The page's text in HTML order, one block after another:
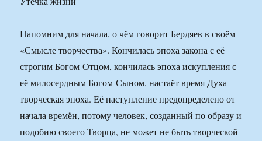
Напомним для начала, о чём говорит Бердяев в своём
«Смысле творчества». Кончилась эпоха закона с её
строгим Богом-Отцом, кончилась эпоха искупления с
её милосердным Богом-Сыном, настаёт время Духа —
творческая эпоха. Её наступление предопределено от
начала времён, потому человек, созданный по образу и
подобию своего Творца, не может не быть творческой